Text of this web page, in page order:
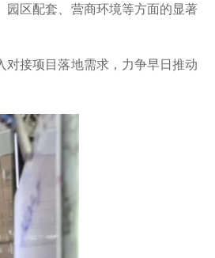
园区配套、营商环境等方面的显著
接项目落地需求，力争早日推动